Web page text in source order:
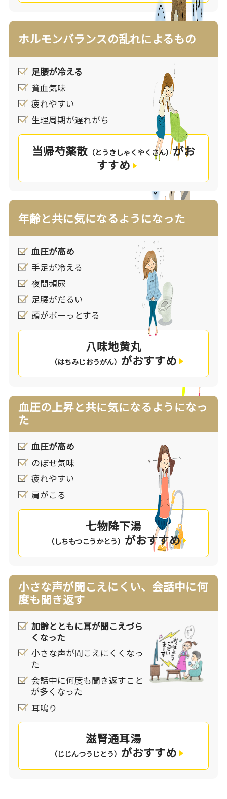
の機能異常を改善し、耳鳴りを緩和します。
ホルモンバランスの乱れによるもの
足腰が冷える
貧血気味
疲れやすい
生理周期が遅れがち
当帰芍薬散 （とうきしゃくやくさん）がお
すすめ
年齢と共に気になるようになった
血圧が高め
手足が冷える
夜間頻尿
足腰がだるい
頭がボーっとする
八味地黄丸
（はちみじおうがん） がおすすめ
血圧の上昇と共に気になるようになっ
た
血圧が高め
のぼせ気味
疲れやすい
肩がこる
七物降下湯
（しちもつこうかとう） がおすすめ
小さな声が聞こえにくい、会話中に何
度も聞き返す
加齢とともに耳が聞こえづら
くなった
小さな声が聞こえにくくなっ
た
会話中に何度も聞き返すこと
が多くなった
耳鳴り
滋腎通耳湯
（じじんつうじとう） がおすすめ